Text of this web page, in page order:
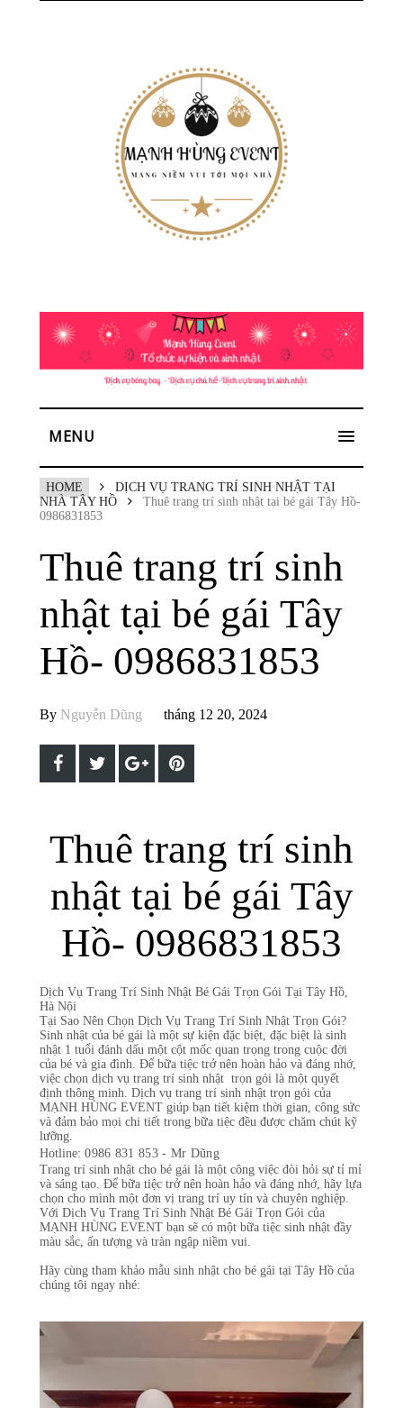
MENU
HOME
DỊCH VỤ TRANG TRÍ SINH NHẬT TẠI
NHÀ TÂY HỒ
Thuê trang trí sinh nhật tại bé gái Tây Hồ-
0986831853
Thuê trang trí sinh
nhật tại bé gái Tây
Hồ- 0986831853
By Nguyễn Dũng tháng 12 20, 2024
Thuê trang trí sinh
nhật tại bé gái Tây
Hồ- 0986831853
Dịch Vụ Trang Trí Sinh Nhật Bé Gái Trọn Gói Tại Tây Hồ,
Hà Nội
Tại Sao Nên Chọn Dịch Vụ Trang Trí Sinh Nhật Trọn Gói?
Sinh nhật của bé gái là một sự kiện đặc biệt, đặc biệt là sinh
nhật 1 tuổi đánh dấu một cột mốc quan trọng trong cuộc đời
của bé và gia đình. Để bữa tiệc trở nên hoàn hảo và đáng nhớ,
việc chọn dịch vụ trang trí sinh nhật trọn gói là một quyết
định thông minh. Dịch vụ trang trí sinh nhật trọn gói của
MẠNH HÙNG EVENT giúp bạn tiết kiệm thời gian, công sức
và đảm bảo mọi chi tiết trong bữa tiệc đều được chăm chút kỹ
lưỡng.
Hotline: 0986 831 853 - Mr Dũng
Trang trí sinh nhật cho bé gái là một công việc đòi hỏi sự tỉ mỉ
và sáng tạo. Để bữa tiệc trở nên hoàn hảo và đáng nhớ, hãy lựa
chọn cho mình một đơn vị trang trí uy tín và chuyên nghiệp.
Với Dịch Vụ Trang Trí Sinh Nhật Bé Gái Trọn Gói của
MẠNH HÙNG EVENT bạn sẽ có một bữa tiệc sinh nhật đầy
màu sắc, ấn tượng và tràn ngập niềm vui.
Hãy cùng tham khảo mẫu sinh nhật cho bé gái tại Tây Hồ của
chúng tôi ngay nhé: